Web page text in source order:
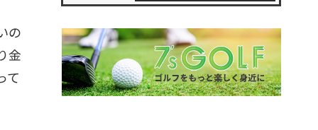
の
金
て